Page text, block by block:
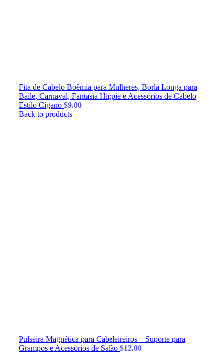
Fita de Cabelo Boêmia para Mulheres, Borla Longa para
Baile, Carnaval, Fantasia Hippie e Acessórios de Cabelo
Estilo Cigano $9.00
Back to products
Pulseira Magnética para Cabeleireiros – Suporte para
Grampos e Acessórios de Salão $12.00